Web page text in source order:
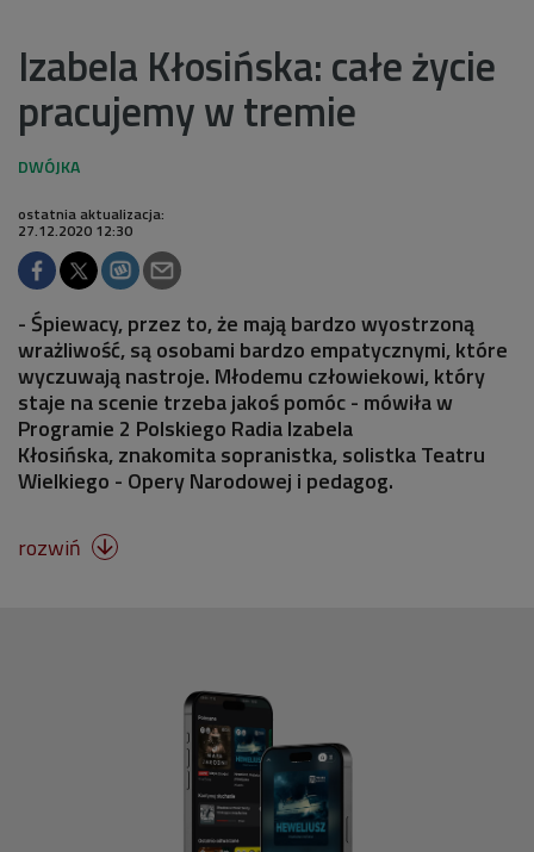
Izabela Kłosińska: całe życie
pracujemy w tremie
ostatnia aktualizacja:
27.12.2020 12:30
- Śpiewacy, przez to, że mają bardzo wyostrzoną
wrażliwość, są osobami bardzo empatycznymi, które
wyczuwają nastroje. Młodemu człowiekowi, który
staje na scenie trzeba jakoś pomóc - mówiła w
Programie 2 Polskiego Radia Izabela
Kłosińska, znakomita sopranistka, solistka Teatru
Wielkiego - Opery Narodowej i pedagog.
rozwiń 